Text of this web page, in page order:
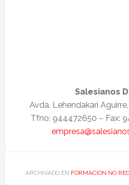
Salesianos
Avda. Lehendakari
Tfno: 944472650 – Fax:
ARCHIVADO EN:FORMACIÓN NO